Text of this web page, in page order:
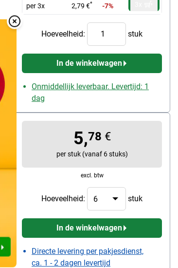
Overlay Sluiten
per 3x 2,79 €* -7%
Hoeveelheid: stuk
In de winkelwagen
Onmiddellijk leverbaar. Levertijd: 1
dag
5,78 €
per stuk (vanaf 6 stuks)
excl. btw
Hoeveelheid: stuk
In de winkelwagen
Directe levering per pakjesdienst,
ca. 1 - 2 dagen levertijd